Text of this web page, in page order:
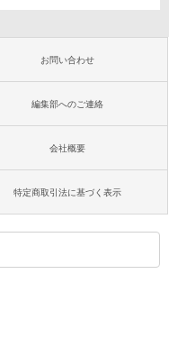
お問い合わせ
編集部へのご連絡
会社概要
特定商取引法に基づく表示